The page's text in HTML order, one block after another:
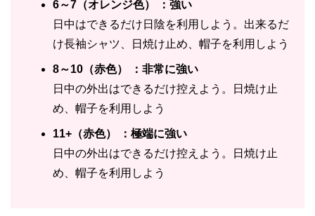
6～7（オレンジ色） ：強い
日中はできるだけ日陰を利用しよう。出来るだ
け長袖シャツ、日焼け止め、帽子を利用しよう
8～10（赤色） ：非常に強い
日中の外出はできるだけ控えよう。日焼け止
め、帽子を利用しよう
11+（赤色） ：極端に強い
日中の外出はできるだけ控えよう。日焼け止
め、帽子を利用しよう